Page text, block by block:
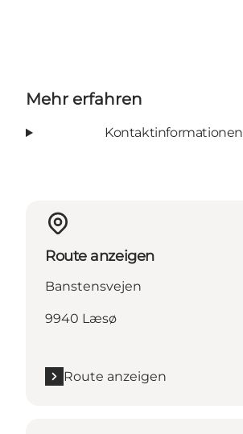
Mehr erfahren
Kontaktinformationen
Route anzeigen
Banstensvejen
9940 Læsø
Route anzeigen